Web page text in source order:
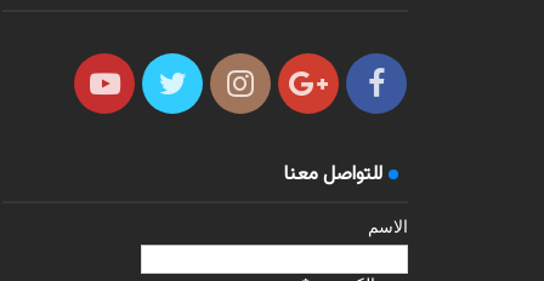
للتواصل معنا
الاسم